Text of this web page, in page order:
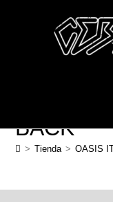
OASIS
BACK
> Tienda > OASIS